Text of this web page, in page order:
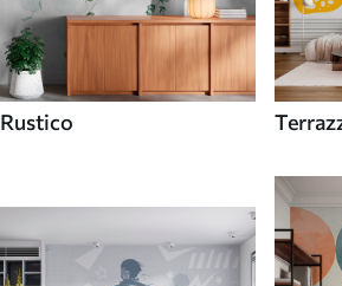
Rustico